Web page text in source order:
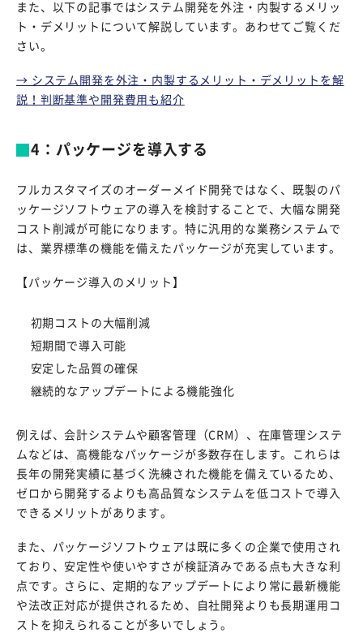
また、以下の記事ではシステム開発を外注・内製するメリッ
ト・デメリットについて解説しています。あわせてご覧くだ
さい。
→ システム開発を外注・内製するメリット・デメリットを解
説！判断基準や開発費用も紹介
4：パッケージを導入する
フルカスタマイズのオーダーメイド開発ではなく、既製のパ
ッケージソフトウェアの導入を検討することで、大幅な開発
コスト削減が可能になります。特に汎用的な業務システムで
は、業界標準の機能を備えたパッケージが充実しています。
【パッケージ導入のメリット】
初期コストの大幅削減
短期間で導入可能
安定した品質の確保
継続的なアップデートによる機能強化
例えば、会計システムや顧客管理（CRM）、在庫管理システ
ムなどは、高機能なパッケージが多数存在します。これらは
長年の開発実績に基づく洗練された機能を備えているため、
ゼロから開発するよりも高品質なシステムを低コストで導入
できるメリットがあります。
また、パッケージソフトウェアは既に多くの企業で使用され
ており、安定性や使いやすさが検証済みである点も大きな利
点です。さらに、定期的なアップデートにより常に最新機能
や法改正対応が提供されるため、自社開発よりも長期運用コ
ストを抑えられることが多いでしょう。